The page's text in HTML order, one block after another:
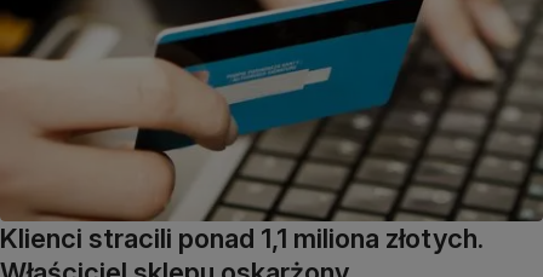
Klienci stracili ponad 1,1 miliona złotych.